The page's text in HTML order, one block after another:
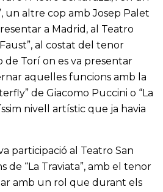
un altre cop amb Josep Palet
a Madrid, al Teatro
al costat del tenor
Torí on es va presentar
aquelles funcions amb la
de Giacomo Puccini o “La
nivell artístic que ja havia
participació al Teatro San
“La Traviata”, amb el tenor
amb un rol que durant els